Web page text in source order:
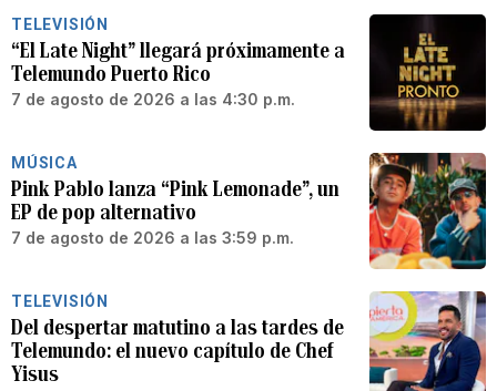
TELEVISIÓN
“El Late Night” llegará próximamente a
Telemundo Puerto Rico
7 de agosto de 2026 a las 4:30 p.m.
MÚSICA
Pink Pablo lanza “Pink Lemonade”, un
EP de pop alternativo
7 de agosto de 2026 a las 3:59 p.m.
TELEVISIÓN
Del despertar matutino a las tardes de
Telemundo: el nuevo capítulo de Chef
Yisus